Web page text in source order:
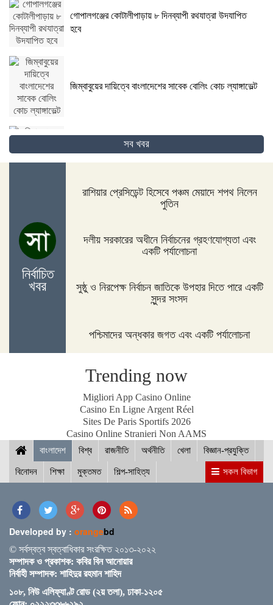
গোপালগঞ্জের কোটালীপাড়ায় ৮ দিনব্যাপী রথযাত্রা উদযাপিত
হবে
জিম্বাবুয়ের দায়িত্বে বাংলাদেশের সাবেক বোলিং কোচ ল্যাঙ্গাভেল্ট
দিনাজপুরের ফুলবাড়ীতে সড়ক দুর্ঘটনায় দু’জন নিহত
পদ্মা সেতুর জন্য বাংলাদেশ বিশ্বে সম্মান পেয়েছে : প্রধানমন্ত্রী
আইসিসি জুন মাসের সেরার দৌড়ে রোহিত-বুমরাহ ও গুরবাজ
স্পিকারের সাথে মালয়েশিয়ার হাউজ অব রিপ্রেজেনটেটিভের
স্পিকারের বৈঠক
ছাত্র-ছাত্রীদের সুনাগরিক হিসেবে গড়ে ওঠার আহ্বান সিমিন
হোসেন রিমির
নড়াইলের চিত্রাপাড়ে চলছে এসএম সুলতান শীর্ষক দুই
নতুন ব্রিটিশ প্রধানমন্ত্রী কেয়ার স্টারমারকে প্রধানমন্ত্রীর
অভিনন্দন
সব খবর
নির্বাচিত
খবর
রাশিয়ার প্রেসিডেন্ট হিসেবে পঞ্চম মেয়াদে শপথ নিলেন
পুতিন
দলীয় সরকারের অধীনে নির্বাচনের গ্রহণযোগ্যতা এবং
একটি পর্যালোচনা
সুষ্ঠু ও নিরপেক্ষ নির্বাচন জাতিকে উপহার দিতে পারে একটি
সুন্দর সংসদ
পশ্চিমাদের অন্ধকার জগত এবং একটি পর্যালোচনা
Trending now
Migliori App Casino Online
Casino En Ligne Argent Réel
Sites De Paris Sportifs 2026
Casino Online Stranieri Non AAMS
বাংলাদেশ বিশ্ব রাজনীতি অর্থনীতি খেলা বিজ্ঞান-প্রযুক্তি
বিনোদন শিক্ষা মুক্তমত শিল্প-সাহিত্য সকল বিভাগ
Developed by : orangebd
© সর্বস্বত্ব স্বত্বাধিকার সংরক্ষিত ২০১৩-২০২২
সম্পাদক ও প্রকাশক: কবির বিন আনোয়ার
নির্বাহী সম্পাদক: শাহিদুর রহমান শাহিদ
১০৮, নিউ এলিফ্যাণ্ট রোড (২য় তলা), ঢাকা-১২০৫